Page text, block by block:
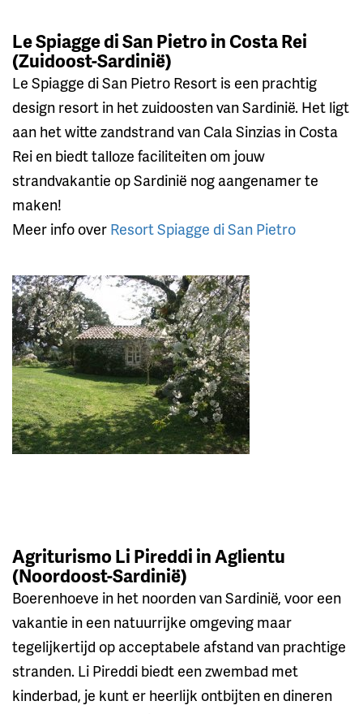
Le Spiagge di San Pietro in Costa Rei
(Zuidoost-Sardinië)
Le Spiagge di San Pietro Resort is een prachtig
design resort in het zuidoosten van Sardinië. Het ligt
aan het witte zandstrand van Cala Sinzias in Costa
Rei en biedt talloze faciliteiten om jouw
strandvakantie op Sardinië nog aangenamer te
maken!
Meer info over Resort Spiagge di San Pietro
Agriturismo Li Pireddi in Aglientu
(Noordoost-Sardinië)
Boerenhoeve in het noorden van Sardinië, voor een
vakantie in een natuurrijke omgeving maar
tegelijkertijd op acceptabele afstand van prachtige
stranden. Li Pireddi biedt een zwembad met
kinderbad, je kunt er heerlijk ontbijten en dineren